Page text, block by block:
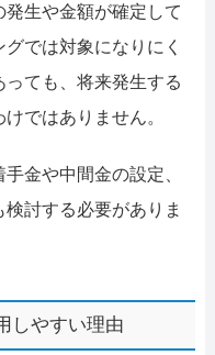
生や金額が確定して
では対象になりにく
ても、将来発生する
ではありません。
金や中間金の設定、
討する必要がありま
しやすい理由